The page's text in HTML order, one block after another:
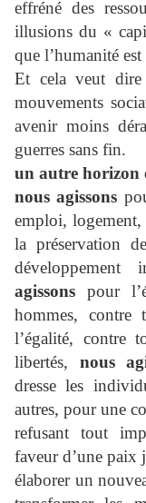
effréné des
illusions du «
que l’humanité est
Et cela veut
mouvements
avenir moins
guerres sans fin.
un autre horizon
nous agissons
emploi, logement,
la préservation
développement
agissons pour
hommes, contre
l’égalité, contre
libertés, nous
dresse les
autres, pour une
refusant tout
faveur d’une paix
élaborer un